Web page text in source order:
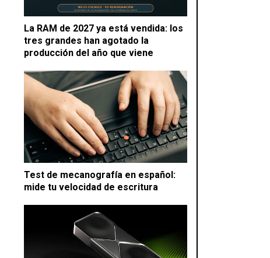
La RAM de 2027 ya está vendida: los
tres grandes han agotado la
producción del año que viene
Test de mecanografía en español:
mide tu velocidad de escritura